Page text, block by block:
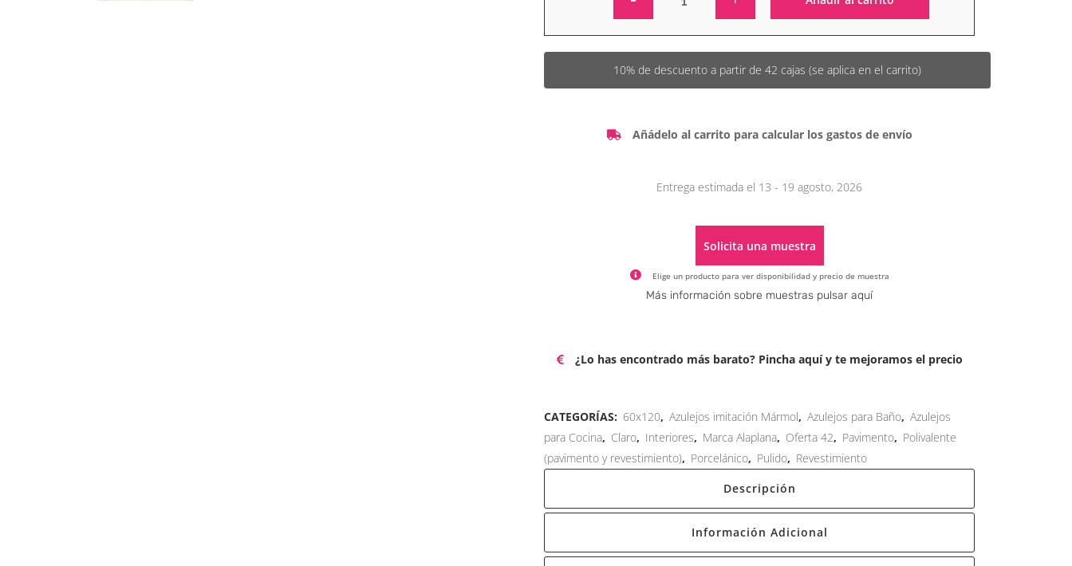
10% de descuento a partir de 42 cajas (se aplica en el carrito)
Añádelo al carrito para calcular los gastos de envío
Entrega estimada el 13 - 19 agosto, 2026
Solicita una muestra
Elige un producto para ver disponibilidad y precio de muestra
Alternative:
Más información sobre muestras pulsar aquí
¿Lo has encontrado más barato? Pincha aquí y te mejoramos el precio
CATEGORÍAS: 60x120, Azulejos imitación Mármol, Azulejos para Baño, Azulejos
para Cocina, Claro, Interiores, Marca Alaplana, Oferta 42, Pavimento, Polivalente
(pavimento y revestimiento), Porcelánico, Pulido, Revestimiento
Descripción
Información Adicional